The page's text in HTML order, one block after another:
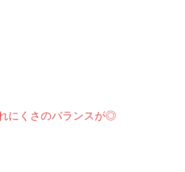
にくさのバランスが◎